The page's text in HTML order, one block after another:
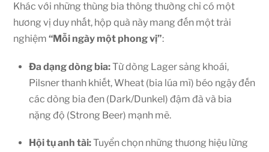
Khác với những thùng bia thông thường chỉ có một
hương vị duy nhất, hộp quà này mang đến một trải
nghiệm“Mỗi ngày một phong vị”:
Đa dạng dòng bia:Từ dòng Lager sảng khoái,
Pilsner thanh khiết, Wheat (bia lúa mì) béo ngậy đến
các dòng bia đen (Dark/Dunkel) đậm đà và bia
nặng độ (Strong Beer) mạnh mẽ.
Hội tụ anh tài:Tuyển chọn những thương hiệu lừng